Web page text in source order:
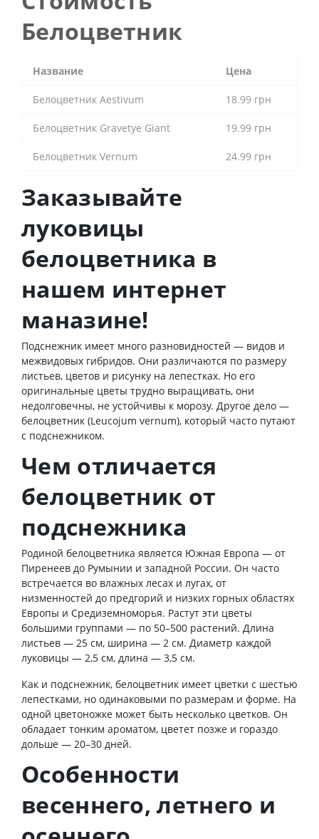
Белоцветник
Название Цена
Белоцветник Aestivum 18.99 грн
Белоцветник Gravetye Giant 19.99 грн
Белоцветник Vernum 24.99 грн
Заказывайте
луковицы
белоцветника в
нашем интернет
маназине!
Подснежник имеет много разновидностей — видов и
межвидовых гибридов. Они различаются по размеру
листьев, цветов и рисунку на лепестках. Но его
оригинальные цветы трудно выращивать, они
недолговечны, не устойчивы к морозу. Другое дело —
белоцветник (Leucojum vernum), который часто путают
с подснежником.
Чем отличается
белоцветник от
подснежника
Родиной белоцветника является Южная Европа — от
Пиренеев до Румынии и западной России. Он часто
встречается во влажных лесах и лугах, от
низменностей до предгорий и низких горных областях
Европы и Средиземноморья. Растут эти цветы
большими группами — по 50–500 растений. Длина
листьев — 25 см, ширина — 2 см. Диаметр каждой
луковицы — 2,5 см, длина — 3,5 см.
Как и подснежник, белоцветник имеет цветки с шестью
лепестками, но одинаковыми по размерам и форме. На
одной цветоножке может быть несколько цветков. Он
обладает тонким ароматом, цветет позже и гораздо
дольше — 20–30 дней.
Особенности
весеннего, летнего и